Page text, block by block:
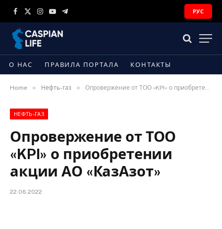
Facebook
X
Instagram
YouTubeTelegram
РУС
О НАС ПРАВИЛА ПОРТАЛА КОНТАКТЫ
Home » Нефть-газ » Опровержение от ТОО «KPI» о приобретении акции АО «КазАзот»
НЕФТЬ-ГАЗ
Опровержение от ТОО
«KPI» о приобретении
акции АО «КазАзот»
22.06.2022